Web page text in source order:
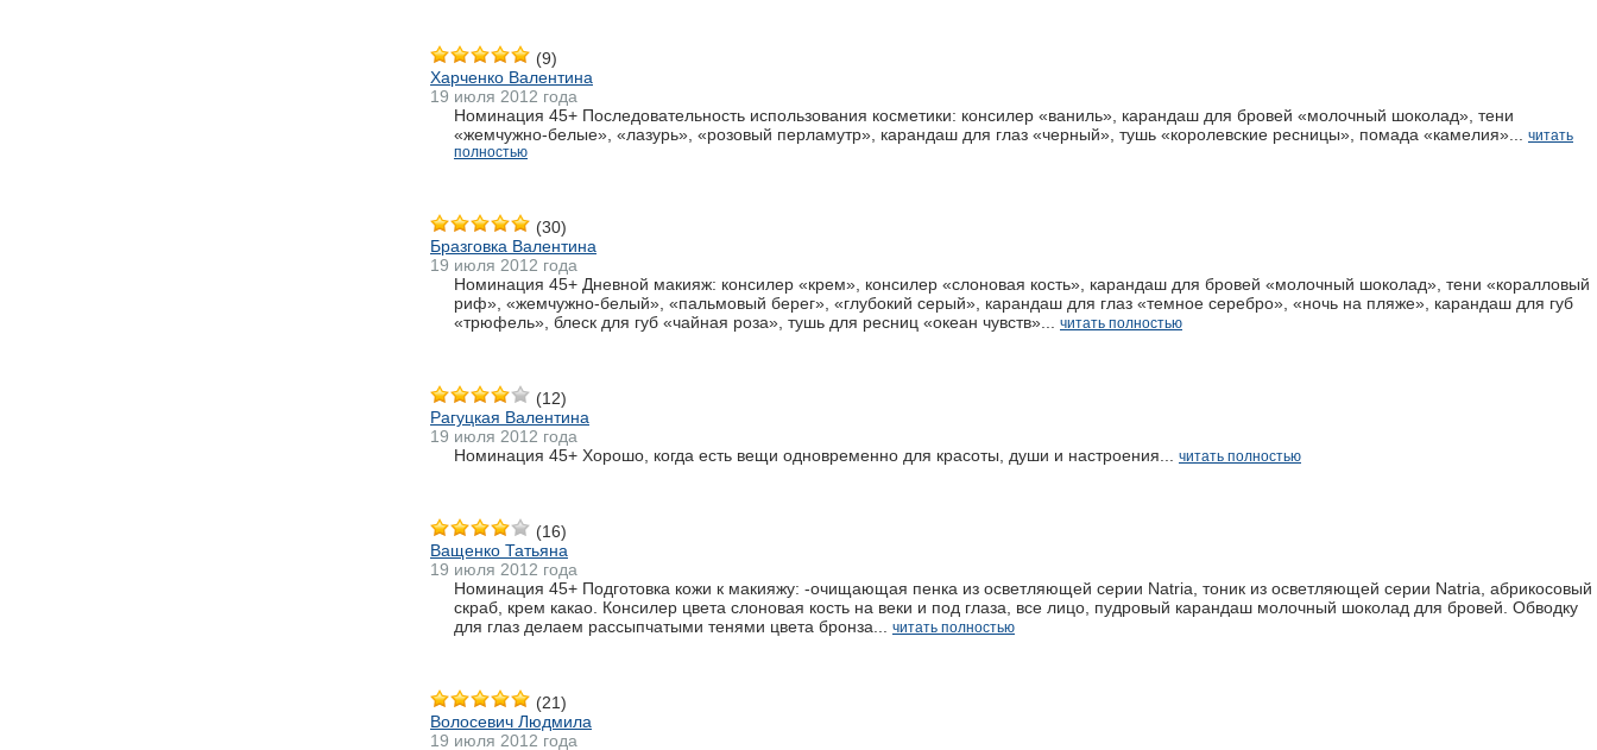
(9)
Харченко Валентина
19 июля 2012 года
Номинация 45+ Последовательность использования косметики: консилер «ваниль», карандаш для бровей «молочный шоколад», тени
«жемчужно-белые», «лазурь», «розовый перламутр», карандаш для глаз «черный», тушь «королевские ресницы», помада «камелия»...
читать
полностью
(30)
Бразговка Валентина
19 июля 2012 года
Номинация 45+ Дневной макияж: консилер «крем», консилер «слоновая кость», карандаш для бровей «молочный шоколад», тени «коралловый
риф», «жемчужно-белый», «пальмовый берег», «глубокий серый», карандаш для глаз «темное серебро», «ночь на пляже», карандаш для губ
«трюфель», блеск для губ «чайная роза», тушь для ресниц «океан чувств»...
читать полностью
(12)
Рагуцкая Валентина
19 июля 2012 года
Номинация 45+ Хорошо, когда есть вещи одновременно для красоты, души и настроения...
читать полностью
(16)
Ващенко Татьяна
19 июля 2012 года
Номинация 45+ Подготовка кожи к макияжу: -очищающая пенка из осветляющей серии Natria, тоник из осветляющей серии Natria, абрикосовый
скраб, крем какао. Консилер цвета слоновая кость на веки и под глаза, все лицо, пудровый карандаш молочный шоколад для бровей. Обводку
для глаз делаем рассыпчатыми тенями цвета бронза...
читать полностью
(21)
Волосевич Людмила
19 июля 2012 года